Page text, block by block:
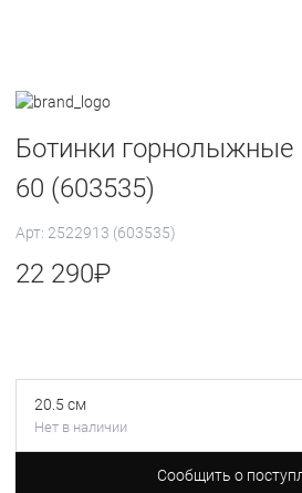
Ботинки горнолыжные
60 (603535)
Арт: 2522913 (603535)
22 290₽
20.5 см
Нет в наличии
Сообщить о